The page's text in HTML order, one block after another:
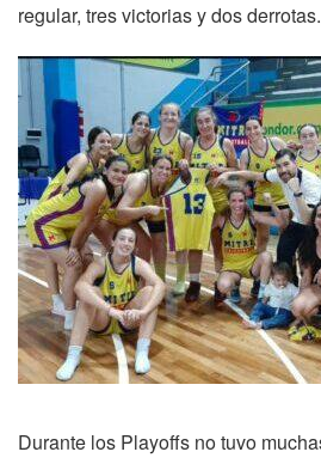
regular, tres victorias y dos derrotas.
Durante los Playoffs no tuvo